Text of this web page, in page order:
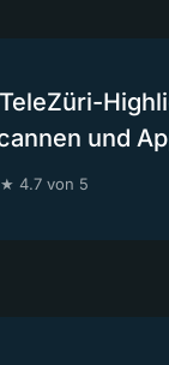
und
4.7 von 5